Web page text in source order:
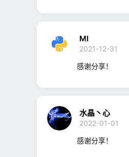
MI
2021-12-31
感谢分享！
水晶丶心
2022-01-01
感谢分享！